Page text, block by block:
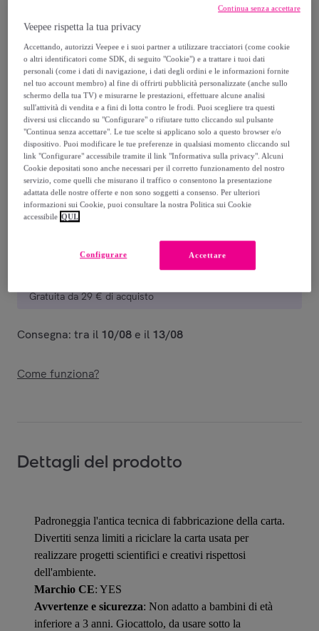
Green Science-Fabbrica della Carta
Modello: Green Science-Fabbrica della
Carta
14,92 €
29,99 €
-50%
Venduto daGiocattoli per Passione
Gratuita da 29 € di acquisto
Consegna: tra il 10/08 e il 13/08
Come funziona?
Dettagli del prodotto
Padroneggia l'antica tecnica di fabbricazione della carta.
Divertiti senza limiti a riciclare la carta usata per
realizzare progetti scientifici e creativi rispettosi
dell'ambiente.
Marchio CE: YES
Avvertenze e sicurezza: Non adatto a bambini di età
inferiore a 3 anni. Giocattolo, da usare sotto la
Veepee rispetta la tua privacy
Accettando, autorizzi Veepee e i suoi partner a utilizzare tracciatori (come cookie
o altri identificatori come SDK, di seguito "Cookie") e a trattare i tuoi dati
personali (come i dati di navigazione, i dati degli ordini e le informazioni fornite
nel tuo account membro) al fine di offrirti pubblicità personalizzate (anche sullo
schermo della tua TV) e misurarne le prestazioni, effettuare alcune analisi
sull'attività di vendita e a fini di lotta contro le frodi. Puoi scegliere tra questi
diversi usi cliccando su "Configurare" o rifiutare tutto cliccando sul pulsante
"Continua senza accettare". Le tue scelte si applicano solo a questo browser e/o
dispositivo. Puoi modificare le tue preferenze in qualsiasi momento cliccando sul
link "Configurare" accessibile tramite il link "Informativa sulla privacy". Alcuni
Cookie depositati sono anche necessari per il corretto funzionamento del nostro
servizio, come quelli che misurano il traffico o consentono la presentazione
adattata delle nostre offerte e non sono soggetti a consenso. Per ulteriori
informazioni sui Cookie, puoi consultare la nostra Politica sui Cookie
accessibile QUI.
Accettare
Configurare
Continua senza accettare